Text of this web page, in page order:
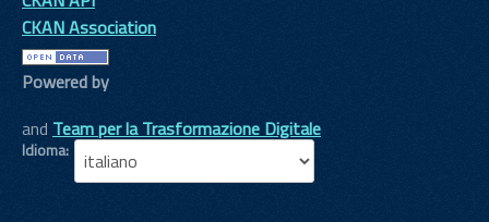
CKAN Association
Powered by
and Team per la Trasformazione Digitale
Idioma